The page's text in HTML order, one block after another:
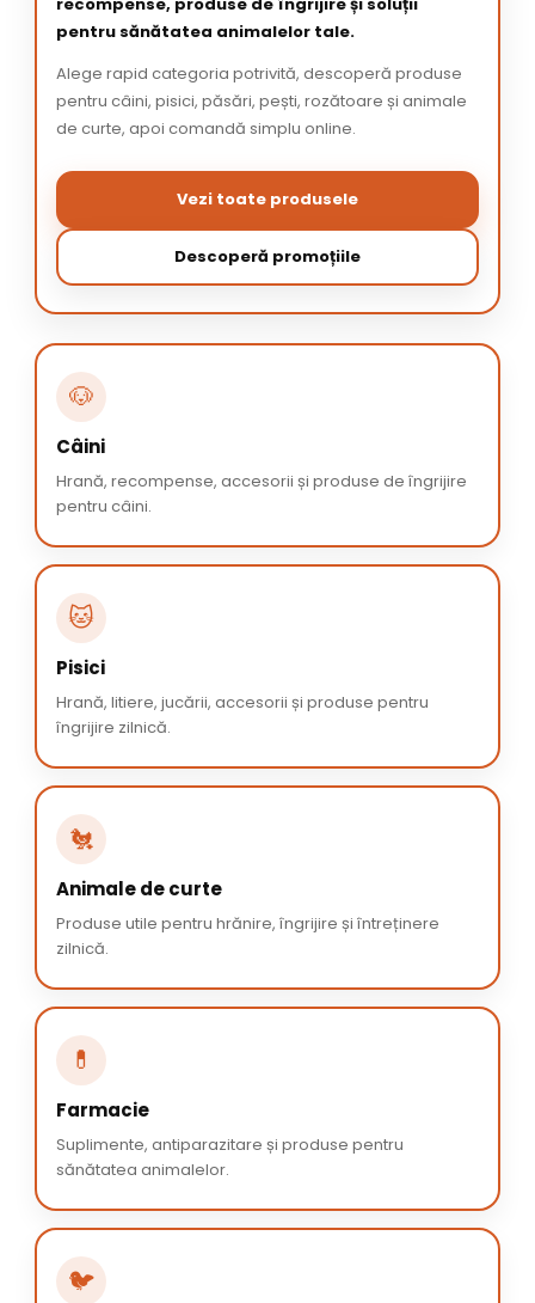
pentru sănătatea animalelor tale.
Alege rapid categoria potrivită, descoperă produse
pentru câini, pisici, păsări, pești, rozătoare și animale
de curte, apoi comandă simplu online.
Vezi toate produsele
Descoperă promoțiile
🐶
Câini
Hrană, recompense, accesorii și produse de îngrijire
pentru câini.
🐱
Pisici
Hrană, litiere, jucării, accesorii și produse pentru
îngrijire zilnică.
🐔
Animale de curte
Produse utile pentru hrănire, îngrijire și întreținere
zilnică.
💊
Farmacie
Suplimente, antiparazitare și produse pentru
sănătatea animalelor.
🐦